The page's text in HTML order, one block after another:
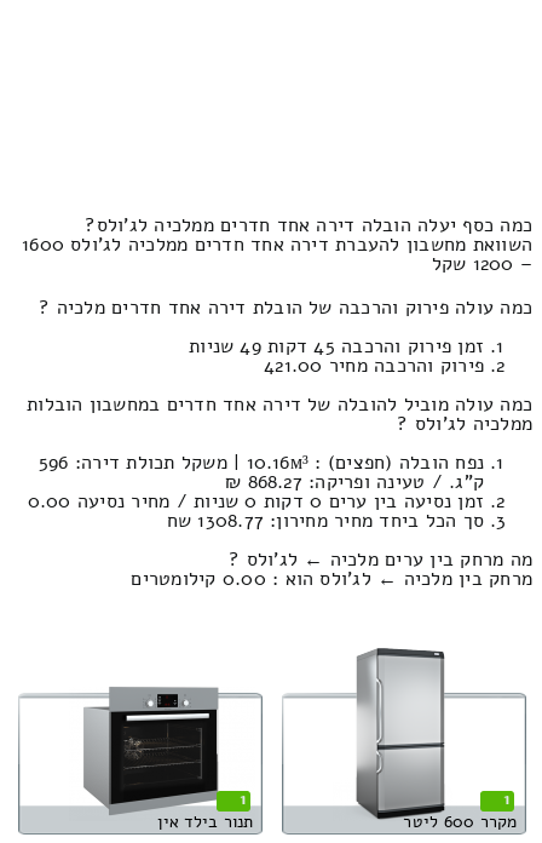
כמה כסף יעלה הובלה דירה אחד חדרים ממלכיה לג'ולס?
השוואת מחשבון להעברת דירה אחד חדרים ממלכיה לג'ולס 1600
– 1200 שקל
כמה עולה פירוק והרכבה של הובלת דירה אחד חדרים מלכיה ?
זמן פירוק והרכבה 45 דקות 49 שניות
פירוק והרכבה מחיר 421.00
כמה עולה מוביל להובלה של דירה אחד חדרים במחשבון הובלות
ממלכיה לג'ולס ?
נפח הובלה (חפצים) : 10.16м³ | משקל תכולת דירה: 596
ק”ג. / טעינה ופריקה: 868.27 ₪
זמן נסיעה בין ערים 0 דקות 0 שניות / מחיר נסיעה 0.00
סך הכל ביחד מחיר מחירון: 1308.77 שח
מה מרחק בין ערים מלכיה ← לג'ולס ?
מרחק בין מלכיה ← לג'ולס הוא : 0.00 קילומטרים
1
מקרר 600 ליטר
1
תנור בילד אין